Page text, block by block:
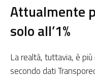
Attualmente
solo all’1%
La realtà, tuttavia, è
secondo dati